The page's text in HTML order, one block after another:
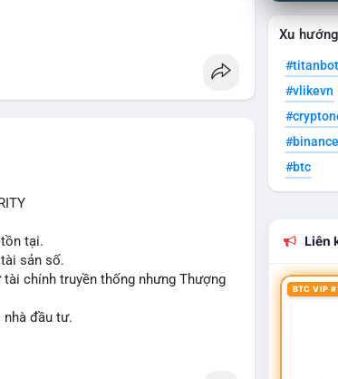
tại.
sản số.
chính truyền thống nhưng Thượng
nhà đầu tư.
Xu
#titanbot
#vlikevn
#btc
Liên
BTC VIP